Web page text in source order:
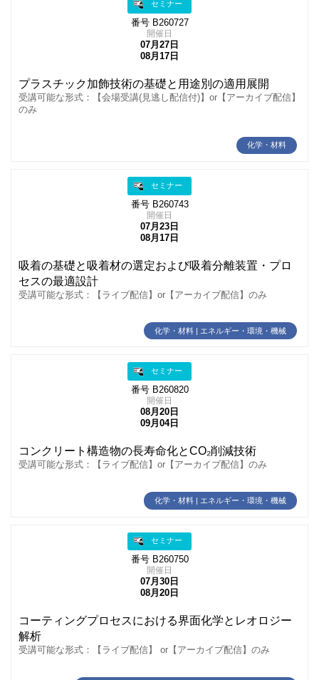
セミナー
番号 B260727
開催日
07月27日
08月17日
プラスチック加飾技術の基礎と用途別の適用展開
受講可能な形式：【会場受講(見逃し配信付)】or【アーカイブ配信】
のみ
化学・材料
セミナー
番号 B260743
開催日
07月23日
08月17日
吸着の基礎と吸着材の選定および吸着分離装置・プロ
セスの最適設計
受講可能な形式：【ライブ配信】or【アーカイブ配信】のみ
化学・材料 | エネルギー・環境・機械
セミナー
番号 B260820
開催日
08月20日
09月04日
コンクリート構造物の長寿命化とCO₂削減技術
受講可能な形式：【ライブ配信】or【アーカイブ配信】のみ
化学・材料 | エネルギー・環境・機械
セミナー
番号 B260750
開催日
07月30日
08月20日
コーティングプロセスにおける界面化学とレオロジー
解析
受講可能な形式：【ライブ配信】 or【アーカイブ配信】のみ